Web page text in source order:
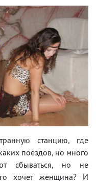
станцию, где
поездов, но много
сбываться, но не
хочет женщина? И